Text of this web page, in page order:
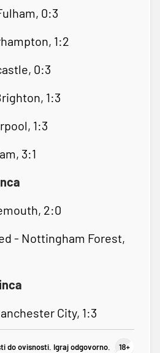
0:3
1:2
0:3
1:3
1:3
3:1
2:0
- Nottingham Forest,
City, 1:3
do ovisnosti. Igraj odgovorno.